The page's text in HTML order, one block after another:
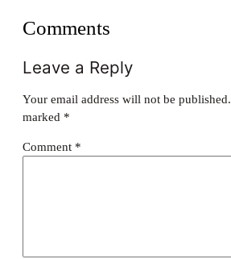
Comments
Leave a Reply
Your email address will not be published.
marked *
Comment *